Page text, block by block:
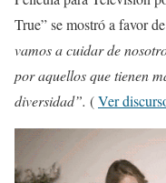
True” se mostró a favor
vamos a cuidar de
por aquellos que tienen
diversidad”. (Ver